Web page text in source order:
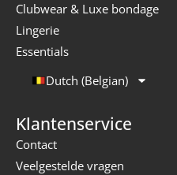
Clubwear & Luxe bondage
Lingerie
Essentials
Dutch (Belgian)
Klantenservice
Contact
Veelgestelde vragen